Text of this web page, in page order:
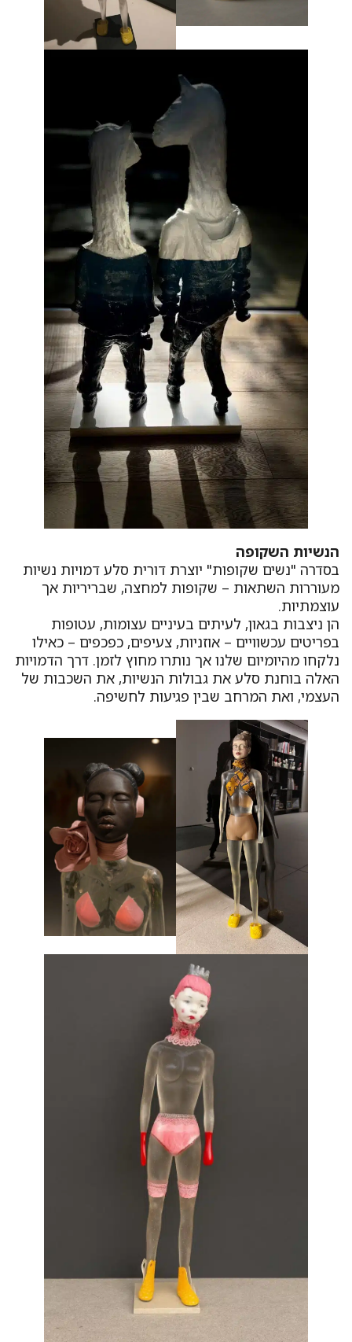
הנשיות השקופה
בסדרה "נשים שקופות" יוצרת דורית סלע דמויות נשיות
מעוררות השתאות – שקופות למחצה, שבריריות אך
עוצמתיות.
הן ניצבות בגאון, לעיתים בעיניים עצומות, עטופות
בפריטים עכשוויים – אוזניות, צעיפים, כפכפים – כאילו
נלקחו מהיומיום שלנו אך נותרו מחוץ לזמן. דרך הדמויות
האלה בוחנת סלע את גבולות הנשיות, את השכבות של
העצמי, ואת המרחב שבין פגיעות לחשיפה.